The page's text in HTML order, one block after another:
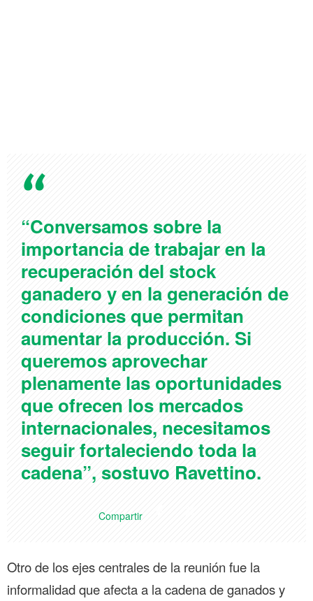
“Conversamos sobre la
importancia de trabajar en la
recuperación del stock
ganadero y en la generación de
condiciones que permitan
aumentar la producción. Si
queremos aprovechar
plenamente las oportunidades
que ofrecen los mercados
internacionales, necesitamos
seguir fortaleciendo toda la
cadena”, sostuvo Ravettino.
Compartir
Otro de los ejes centrales de la reunión fue la
informalidad que afecta a la cadena de ganados y